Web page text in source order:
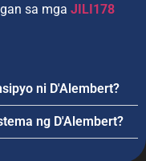
sa mga JILI178
ni D'Alembert?
ng D'Alembert?